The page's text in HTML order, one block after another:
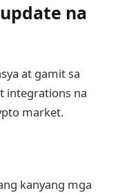
na
at gamit sa
integrations na
market.
kanyang mga